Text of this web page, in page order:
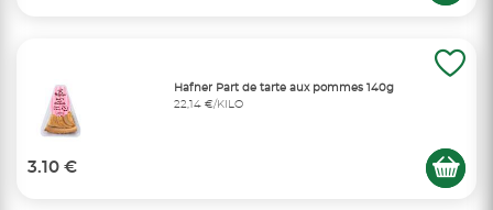
Hafner Part de tarte aux pommes 140g
22,14 €/KILO
3.10 €